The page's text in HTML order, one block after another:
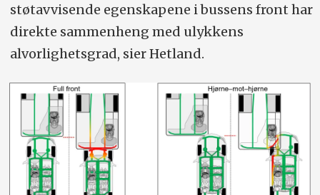
støtavvisende egenskapene i bussens front har
direkte sammenheng med ulykkens
alvorlighetsgrad, sier Hetland.